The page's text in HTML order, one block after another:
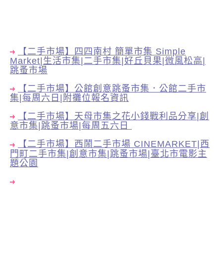
【二手市場】四四南村 簡單市集 Simple
Market|生活市集|二手市集|好丘貝果|微風松高|
跳蚤市場
【二手市場】公館創意跳蚤市集．公館二手市
集|每周六日|附攤位報名資訊
【二手市場】天母市集之花小錢戰利品分享|創
意市集|跳蚤市場|每周五六日
【二手市場】西鬧二手市場 CINEMARKET|西
門町二手市集|創意市集|跳蚤市場|臺北市電影主
題公園